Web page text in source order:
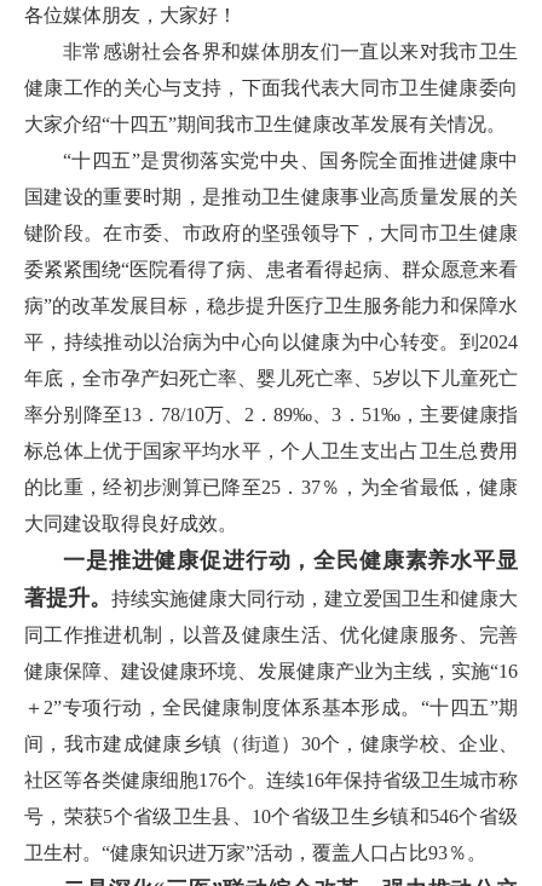
各位媒体朋友，大家好！
非常感谢社会各界和媒体朋友们一直以来对我市卫生
健康工作的关心与支持，下面我代表大同市卫生健康委向
大家介绍“十四五”期间我市卫生健康改革发展有关情况。
“十四五”是贯彻落实党中央、国务院全面推进健康中
国建设的重要时期，是推动卫生健康事业高质量发展的关
键阶段。在市委、市政府的坚强领导下，大同市卫生健康
委紧紧围绕“医院看得了病、患者看得起病、群众愿意来看
病”的改革发展目标，稳步提升医疗卫生服务能力和保障水
平，持续推动以治病为中心向以健康为中心转变。到2024
年底，全市孕产妇死亡率、婴儿死亡率、5岁以下儿童死亡
率分别降至13．78/10万、2．89‰、3．51‰，主要健康指
标总体上优于国家平均水平，个人卫生支出占卫生总费用
的比重，经初步测算已降至25．37％，为全省最低，健康
大同建设取得良好成效。
一是推进健康促进行动，全民健康素养水平显
著提升。 持续实施健康大同行动，建立爱国卫生和健康大
同工作推进机制，以普及健康生活、优化健康服务、完善
健康保障、建设健康环境、发展健康产业为主线，实施“16
＋2”专项行动，全民健康制度体系基本形成。“十四五”期
间，我市建成健康乡镇（街道）30个，健康学校、企业、
社区等各类健康细胞176个。连续16年保持省级卫生城市称
号，荣获5个省级卫生县、10个省级卫生乡镇和546个省级
卫生村。“健康知识进万家”活动，覆盖人口占比93％。